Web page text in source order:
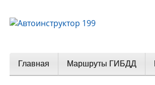
Главная Маршруты ГИБДД